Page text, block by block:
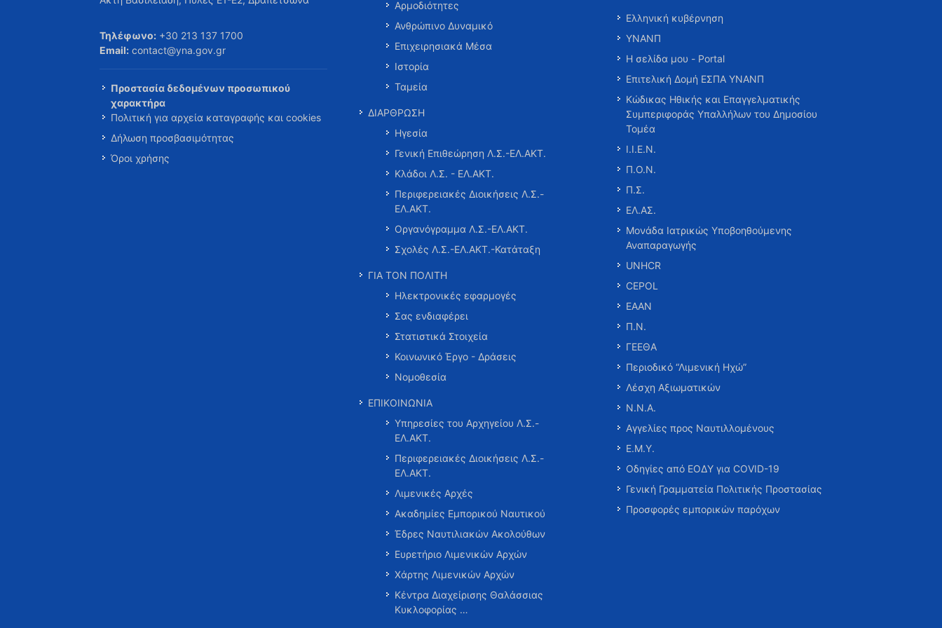
Τηλέφωνο: +30 213 137 1700
Email: contact@yna.gov.gr
Προστασία δεδομένων προσωπικού
χαρακτήρα
Πολιτική για αρχεία καταγραφής και cookies
Δήλωση προσβασιμότητας
Όροι χρήσης
Αρμοδιότητες
Ανθρώπινο Δυναμικό
Επιχειρησιακά Μέσα
Ιστορία
Ταμεία
ΔΙΑΡΘΡΩΣΗ
Ηγεσία
Γενική Επιθεώρηση Λ.Σ.-ΕΛ.ΑΚΤ.
Κλάδοι Λ.Σ. - ΕΛ.ΑΚΤ.
Περιφερειακές Διοικήσεις Λ.Σ.-
ΕΛ.ΑΚΤ.
Οργανόγραμμα Λ.Σ.-ΕΛ.ΑΚΤ.
Σχολές Λ.Σ.-ΕΛ.ΑΚΤ.-Κατάταξη
ΓΙΑ ΤΟΝ ΠΟΛΙΤΗ
Ηλεκτρονικές εφαρμογές
Σας ενδιαφέρει
Στατιστικά Στοιχεία
Κοινωνικό Έργο - Δράσεις
Νομοθεσία
ΕΠΙΚΟΙΝΩΝΙΑ
Υπηρεσίες του Αρχηγείου Λ.Σ.-
ΕΛ.ΑΚΤ.
Περιφερειακές Διοικήσεις Λ.Σ.-
ΕΛ.ΑΚΤ.
Λιμενικές Αρχές
Ακαδημίες Εμπορικού Ναυτικού
Έδρες Ναυτιλιακών Ακολούθων
Ευρετήριο Λιμενικών Αρχών
Χάρτης Λιμενικών Αρχών
Κέντρα Διαχείρισης Θαλάσσιας
Κυκλοφορίας …
Ελληνική κυβέρνηση
ΥΝΑΝΠ
Η σελίδα μου - Portal
Επιτελική Δομή ΕΣΠΑ ΥΝΑΝΠ
Κώδικας Ηθικής και Επαγγελματικής
Συμπεριφοράς Υπαλλήλων του Δημοσίου
Τομέα
Ι.Ι.Ε.Ν.
Π.Ο.Ν.
Π.Σ.
ΕΛ.ΑΣ.
Μονάδα Ιατρικώς Υποβοηθούμενης
Αναπαραγωγής
UNHCR
CEPOL
ΕΑΑΝ
Π.Ν.
ΓΕΕΘΑ
Περιοδικό “Λιμενική Ηχώ”
Λέσχη Αξιωματικών
Ν.Ν.Α.
Αγγελίες προς Ναυτιλλομένους
Ε.Μ.Υ.
Οδηγίες από ΕΟΔΥ για COVID-19
Γενική Γραμματεία Πολιτικής Προστασίας
Προσφορές εμπορικών παρόχων